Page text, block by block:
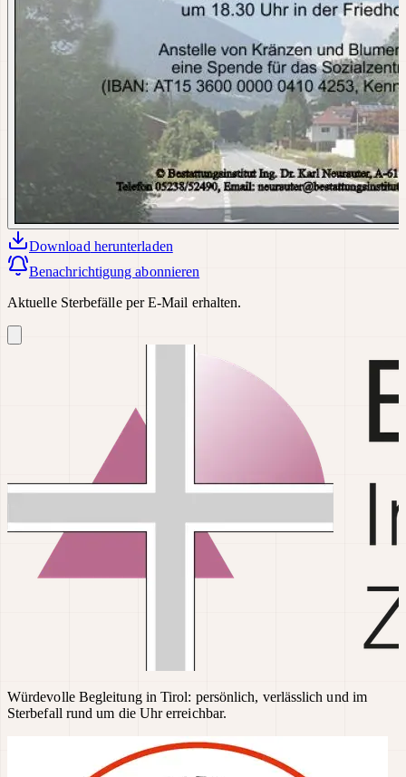
Download herunterladen
Benachrichtigung abonnieren
Aktuelle Sterbefälle per E-Mail erhalten.
Würdevolle Begleitung in Tirol: persönlich, verlässlich und im
Sterbefall rund um die Uhr erreichbar.